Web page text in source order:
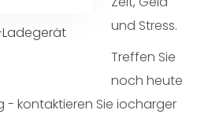
Ladegerät
und Stress.
Treffen Sie
noch heute
- kontaktieren Sie iocharger